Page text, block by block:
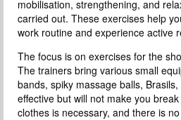
mobilisation, strengthening, and
carried out. These exercises help
work routine and experience active
The focus is on exercises for the
The trainers bring various small
bands, spiky massage balls,
effective but will not make you
clothes is necessary, and there is